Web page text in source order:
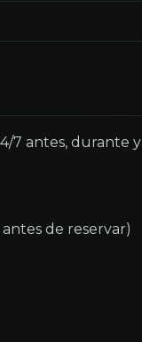
7 antes, durante y
de reservar)